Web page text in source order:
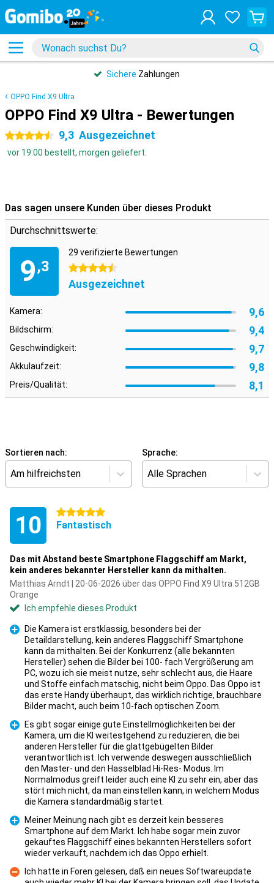
Sichere Zahlungen
OPPO Find X9 Ultra
OPPO Find X9 Ultra - Bewertungen
4.5 Sterne 9,3 Ausgezeichnet
vor 19:00 bestellt, morgen geliefert.
Das sagen unsere Kunden über dieses Produkt
Durchschnittswerte:
9,3
29 verifizierte Bewertungen
4.5 Sterne
Ausgezeichnet
Kamera: 9,6
Bildschirm: 9,4
Geschwindigkeit: 9,7
Akkulaufzeit: 9,8
Preis/Qualität: 8,1
Sortieren nach:
Am hilfreichsten
Sprache:
Alle Sprachen
10 5 Sterne
Fantastisch
Das mit Abstand beste Smartphone Flaggschiff am Markt,
kein anderes bekannter Hersteller kann da mithalten.
Matthias Arndt | 20-06-2026 über das OPPO Find X9 Ultra 512GB
Orange
Ich empfehle dieses Produkt
Die Kamera ist erstklassig, besonders bei der
Detaildarstellung, kein anderes Flaggschiff Smartphone
kann da mithalten. Bei der Konkurrenz (alle bekannten
Hersteller) sehen die Bilder bei 100- fach Vergrößerung am
PC, wozu ich sie meist nutze, sehr schlecht aus, die Haare
und Stoffe einfach matschig, nicht beim Oppo. Das Oppo ist
das erste Handy überhaupt, das wirklich richtige, brauchbare
Bilder macht, auch beim 10-fach optischen Zoom.
Es gibt sogar einige gute Einstellmöglichkeiten bei der
Kamera, um die KI weitestgehend zu reduzieren, die bei
anderen Hersteller für die glattgebügelten Bilder
verantwortlich ist. Ich verwende deswegen ausschließlich
den Master- und den Hasselblad Hi-Res- Modus. Im
Normalmodus greift leider auch eine KI zu sehr ein, aber das
stört mich nicht, da man einstellen kann, in welchem Modus
die Kamera standardmäßig startet.
Meiner Meinung nach gibt es derzeit kein besseres
Smartphone auf dem Markt. Ich habe sogar mein zuvor
gekauftes Flaggschiff eines bekannten Herstellers sofort
wieder verkauft, nachdem ich das Oppo erhielt.
Ich hatte in Foren gelesen, daß ein neues Softwareupdate